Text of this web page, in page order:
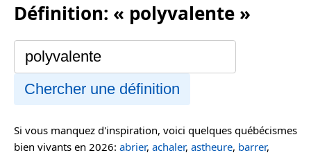
Définition: « polyvalente »
Chercher une définition
Si vous manquez d'inspiration, voici quelques québécismes
bien vivants en 2026: abrier, achaler, astheure, barrer,